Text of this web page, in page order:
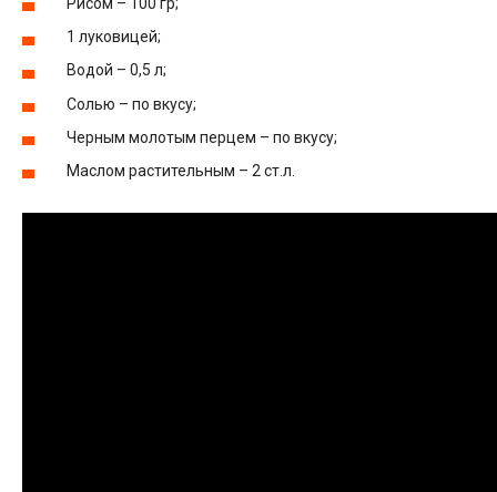
1 луковицей;
Водой – 0,5 л;
Солью – по вкусу;
Черным молотым перцем – по вкусу;
Маслом растительным – 2 ст.л.